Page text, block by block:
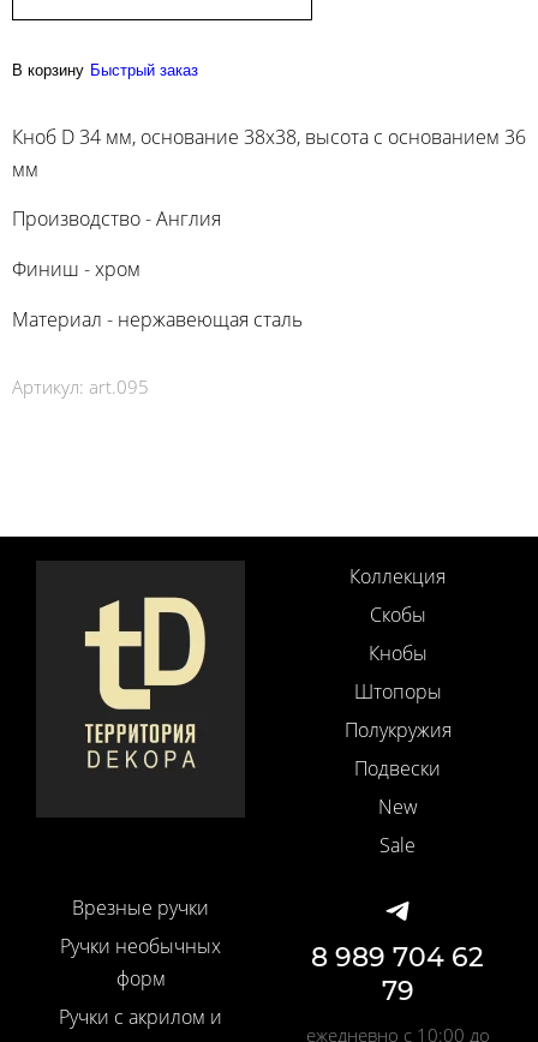
В корзину Быстрый заказ
Кноб D 34 мм, основание 38х38, высота с основанием 36
мм
Производство - Англия
Финиш - хром
Материал - нержавеющая сталь
Артикул: art.095
Коллекция
Скобы
Кнобы
Штопоры
Полукружия
Подвески
New
Sale
Врезные ручки
Ручки необычных
форм
Ручки с акрилом и
8 989 704 62
79
ежедневно с 10:00 до